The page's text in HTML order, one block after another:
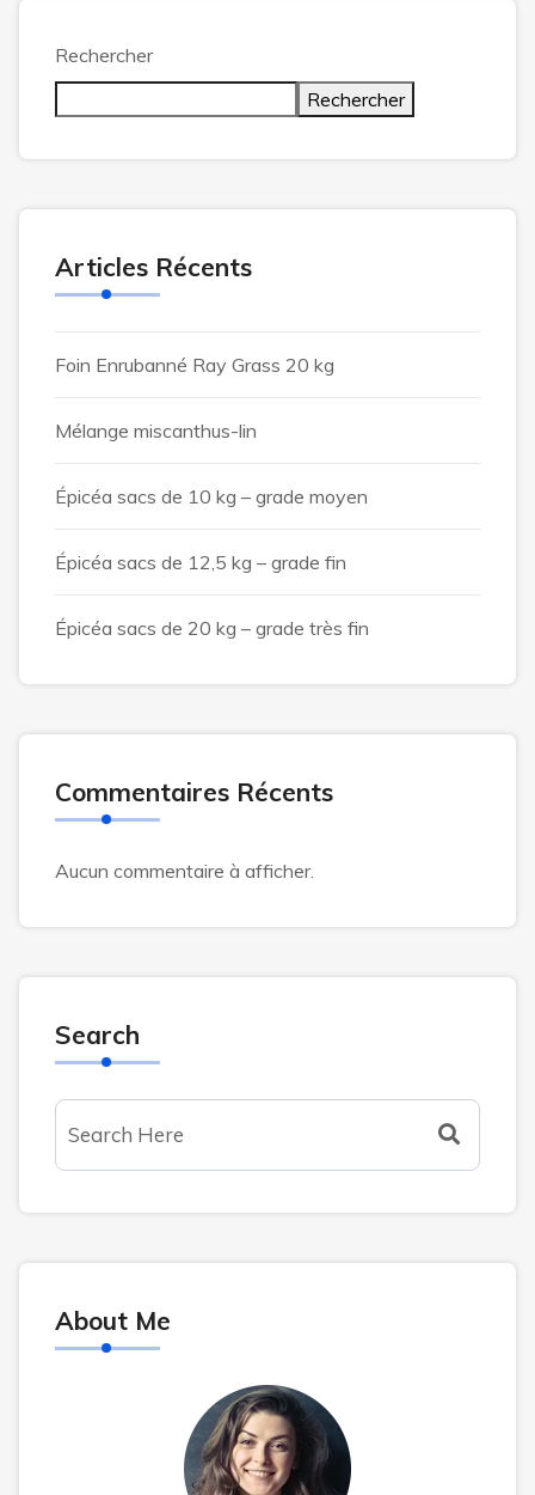
Rechercher
Rechercher
Articles Récents
Foin Enrubanné Ray Grass 20 kg
Mélange miscanthus-lin
Épicéa sacs de 10 kg – grade moyen
Épicéa sacs de 12,5 kg – grade fin
Épicéa sacs de 20 kg – grade très fin
Commentaires Récents
Aucun commentaire à afficher.
Search
About Me